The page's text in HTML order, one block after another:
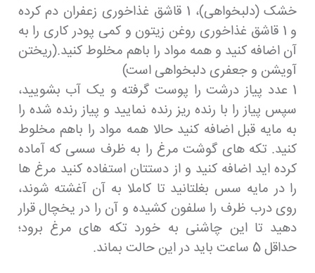
خشک (دلبخواهی)، 1 قاشق غذاخوری زعفران دم کرده
و 1 قاشق غذاخوری روغن زیتون و کمی پودر کاری را به
آن اضافه کنید و همه مواد را باهم مخلوط کنید.(ریختن
آویشن و جعفری دلبخواهی است)
1 عدد پیاز درشت را پوست گرفته و یک آب بشویید،
سپس پیاز را با رنده ریز رنده نمایید و پیاز رنده شده را
به مایه قبل اضافه کنید حالا همه مواد را باهم مخلوط
کنید. تکه های گوشت مرغ را به ظرف سسی که آماده
کرده اید اضافه کنید و از دستتان استفاده کنید مرغ ها
را در مایه سس بغلتانید تا کاملا به آن آغشته شوند،
روی درب ظرف را سلفون کشیده و آن را در یخچال قرار
دهید تا این چاشنی به خورد تکه های مرغ برود؛
حداقل 5 ساعت باید در این حالت بماند.